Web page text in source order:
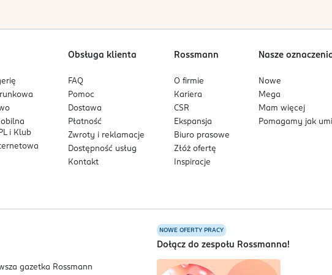
i Klub
Obsługa klienta
FAQ
Pomoc
Dostawa
Płatność
Zwroty i reklamacje
Dostępność usług
Kontakt
Rossmann
O firmie
Kariera
CSR
Ekspansja
Biuro prasowe
Złóż ofertę
Inspiracje
Nasze
Nowe
Mega
Mam więcej
Pomagamy jak
NOWE OFERTY PRACY
Dołącz do zespołu Rossmanna!